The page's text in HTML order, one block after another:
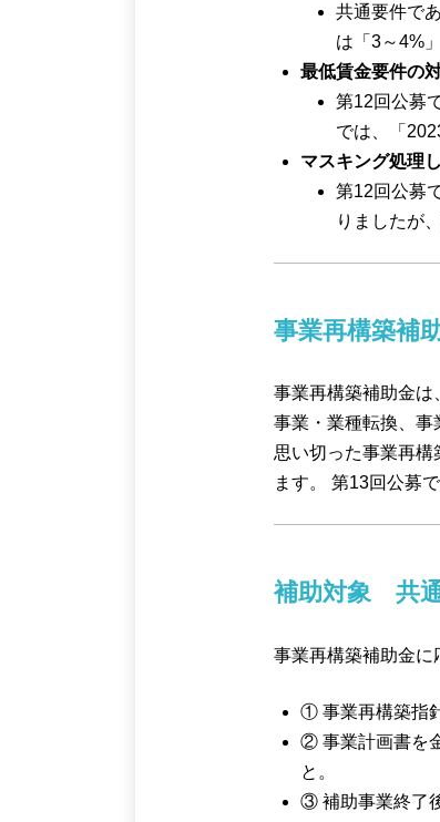
共通要件で
は「3～4%
最低賃金要件の
第12回公募
では、「
マスキング処理
第12回公募
りましたが
事業再構築補
事業再構築補助金は
事業・業種転換、事
思い切った事業再
ます。 第13回公募
補助対象 共
事業再構築補助金
① 事業再構築指
② 事業計画書を
と。
③ 補助事業終了